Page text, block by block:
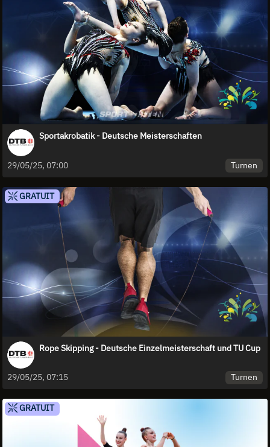
Sportakrobatik - Deutsche Meisterschaften
29/05/25, 07:00 Turnen
GRATUIT
Rope Skipping - Deutsche Einzelmeisterschaft und TU Cup
29/05/25, 07:15 Turnen
GRATUIT